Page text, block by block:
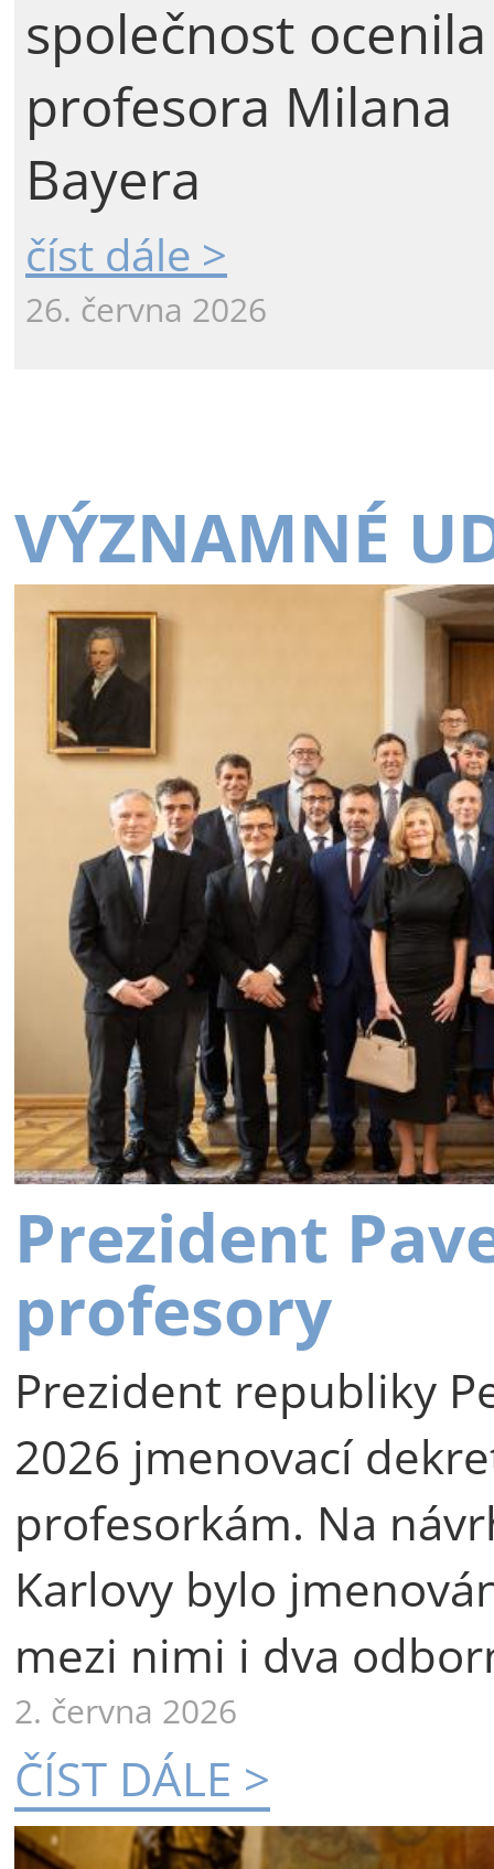
společnost ocenila
profesora Milana
Bayera
číst dále >
26. června 2026
VÝZNAMNÉ
Prezident
profesory
Prezident republiky
2026 jmenovací
profesorkám. Na
Karlovy bylo
mezi nimi i dva
2. června 2026
ČÍST DÁLE >